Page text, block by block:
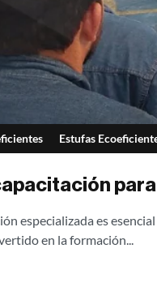
Estufas
especializada es
en la formación...